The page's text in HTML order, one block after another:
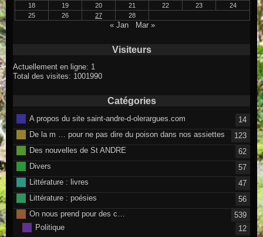
18
19 20 21 22 23
24
25
26 27 28
« Jan Mar »
Visiteurs
Actuellement en ligne: 1
Total des visites: 1001990
Catégories
A propos du site saint-andre-d-olerargues.com
14
De la m … pour ne pas dire du poison dans nos assiettes
123
Des nouvelles de St ANDRE
62
Divers
57
Littérature : livres
47
Littérature : poésies
56
On nous prend pour des c…
539
Politique
12